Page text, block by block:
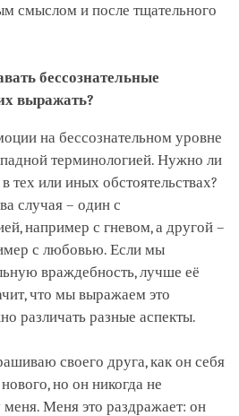
смыслом и после тщательного
бессознательные
выражать?
на бессознательном уровне
терминологией. Нужно ли
тех или иных обстоятельствах?
случая – один с
например с гневом, а другой –
с любовью. Если мы
враждебность, лучше её
что мы выражаем это
различать разные аспекты.
своего друга, как он себя
но он никогда не
меня. Меня это раздражает: он